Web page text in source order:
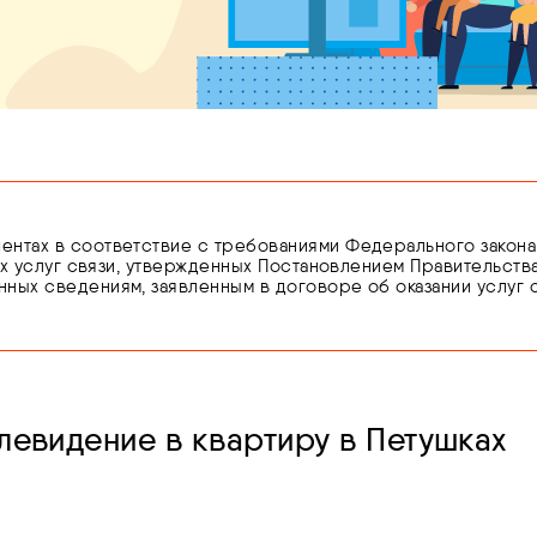
в соответствие с требованиями Федерального закона
услуг связи, утвержденных Постановлением
сведениям, заявленным в договоре об оказании услуг
по подтверждению сведений или предоставления
услуг связи вплоть до устранения нарушений на
в квартиру в Петушках